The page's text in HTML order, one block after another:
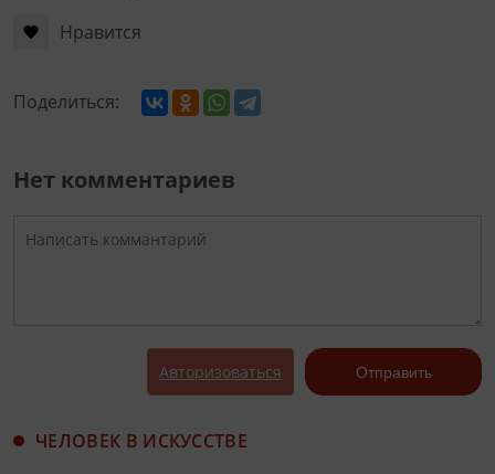
Нравится
Поделиться:
Нет комментариев
Авторизоваться Отправить
ЧЕЛОВЕК В ИСКУССТВЕ